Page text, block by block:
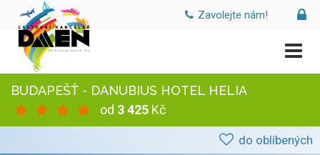
Zavolejte nám!
BUDAPEŠŤ - DANUBIUS HOTEL HELIA
od 3 425 Kč
do oblíbených